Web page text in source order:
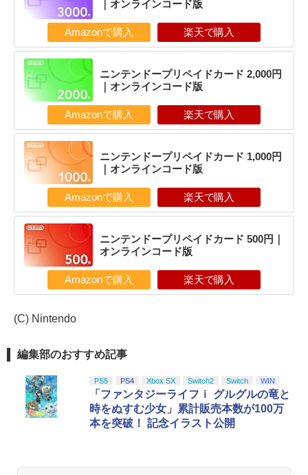
｜オンラインコード版
Amazonで購入 楽天で購入
ニンテンドープリペイドカード 2,000円
｜オンラインコード版
Amazonで購入 楽天で購入
ニンテンドープリペイドカード 1,000円
｜オンラインコード版
Amazonで購入 楽天で購入
ニンテンドープリペイドカード 500円｜
オンラインコード版
Amazonで購入 楽天で購入
(C) Nintendo
編集部のおすすめ記事
PS5 PS4 Xbox SX Switch2 Switch WIN
「ファンタジーライフｉ グルグルの竜と
時をぬすむ少女」累計販売本数が100万
本を突破！ 記念イラスト公開